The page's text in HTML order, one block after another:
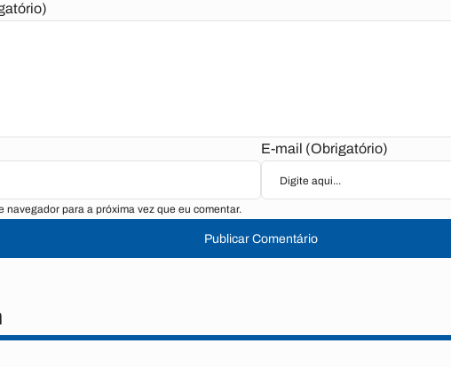
E-mail (Obrigatório)
navegador para a próxima vez que eu comentar.
Publicar Comentário